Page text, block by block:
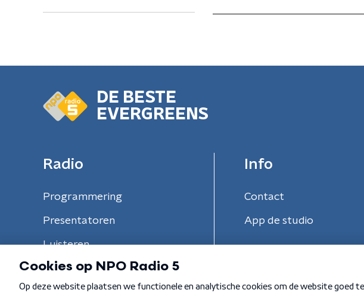
DE BESTE
EVERGREENS
Radio
Programmering
Presentatoren
Luisteren
Info
Contact
App de studio